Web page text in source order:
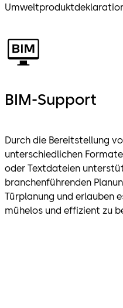
BIM-Support
Durch die Bereitstellung
unterschiedlichen
oder Textdateien
branchenführenden
Türplanung und erlauben
mühelos und effizient zu